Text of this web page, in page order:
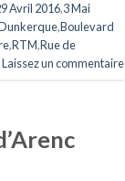
Avril 2016,3 Mai
,Boulevard
,RTM,Rue de
Laissez un commentaire